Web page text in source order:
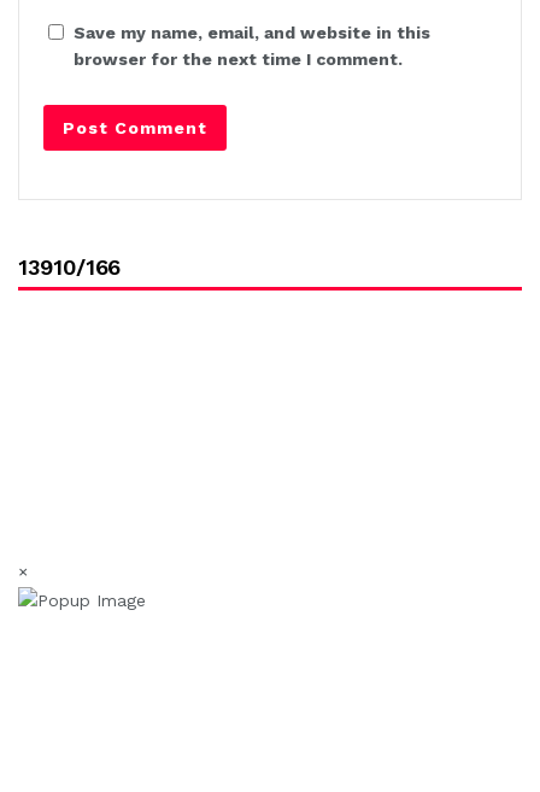
Save my name, email, and website in this
browser for the next time I comment.
13910/166
×